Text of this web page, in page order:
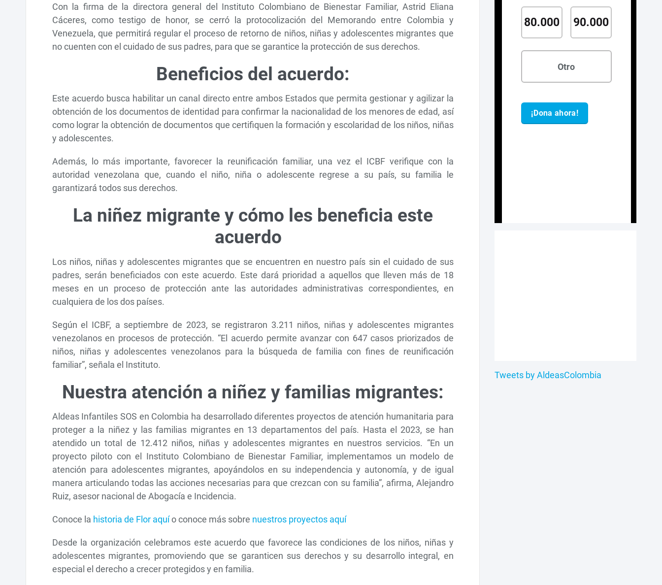
Con la firma de la directora general del Instituto Colombiano de Bienestar Familiar, Astrid Eliana
Cáceres, como testigo de honor, se cerró la protocolización del Memorando entre Colombia y
Venezuela, que permitirá regular el proceso de retorno de niños, niñas y adolescentes migrantes que
no cuenten con el cuidado de sus padres, para que se garantice la protección de sus derechos.
Beneficios del acuerdo:
Este acuerdo busca habilitar un canal directo entre ambos Estados que permita gestionar y agilizar la
obtención de los documentos de identidad para confirmar la nacionalidad de los menores de edad, así
como lograr la obtención de documentos que certifiquen la formación y escolaridad de los niños, niñas
y adolescentes.
Además, lo más importante, favorecer la reunificación familiar, una vez el ICBF verifique con la
autoridad venezolana que, cuando el niño, niña o adolescente regrese a su país, su familia le
garantizará todos sus derechos.
La niñez migrante y cómo les beneficia este
acuerdo
Los niños, niñas y adolescentes migrantes que se encuentren en nuestro país sin el cuidado de sus
padres, serán beneficiados con este acuerdo. Este dará prioridad a aquellos que lleven más de 18
meses en un proceso de protección ante las autoridades administrativas correspondientes, en
cualquiera de los dos países.
Según el ICBF, a septiembre de 2023, se registraron 3.211 niños, niñas y adolescentes migrantes
venezolanos en procesos de protección. “El acuerdo permite avanzar con 647 casos priorizados de
niños, niñas y adolescentes venezolanos para la búsqueda de familia con fines de reunificación
familiar”, señala el Instituto.
Nuestra atención a niñez y familias migrantes:
Aldeas Infantiles SOS en Colombia ha desarrollado diferentes proyectos de atención humanitaria para
proteger a la niñez y las familias migrantes en 13 departamentos del país. Hasta el 2023, se han
atendido un total de 12.412 niños, niñas y adolescentes migrantes en nuestros servicios. “En un
proyecto piloto con el Instituto Colombiano de Bienestar Familiar, implementamos un modelo de
atención para adolescentes migrantes, apoyándolos en su independencia y autonomía, y de igual
manera articulando todas las acciones necesarias para que crezcan con su familia”, afirma, Alejandro
Ruiz, asesor nacional de Abogacía e Incidencia.
Conoce la historia de Flor aquío conoce más sobre nuestros proyectos aquí
Desde la organización celebramos este acuerdo que favorece las condiciones de los niños, niñas y
adolescentes migrantes, promoviendo que se garanticen sus derechos y su desarrollo integral, en
especial el derecho a crecer protegidos y en familia.
Tweets by AldeasColombia